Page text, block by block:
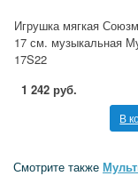
Игрушка мягкая
17 см. музыкальная
17S22
1 242 руб.
В
Смотрите также